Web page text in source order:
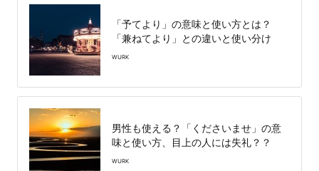
「予てより」の意味と使い方とは？
「兼ねてより」との違いと使い分け
WURK
男性も使える？「くださいませ」の意
味と使い方、目上の人には失礼？？
WURK